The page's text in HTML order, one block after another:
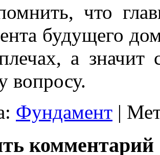
что
будущего
а значит
вопросу.
Фундамент |
комментарий